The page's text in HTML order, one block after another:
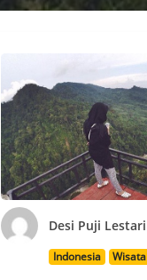
Desi Puji Lestari
Indonesia Wisata